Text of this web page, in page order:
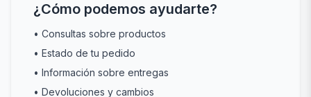
¿Cómo podemos ayudarte?
• Consultas sobre productos
• Estado de tu pedido
• Información sobre entregas
• Devoluciones y cambios